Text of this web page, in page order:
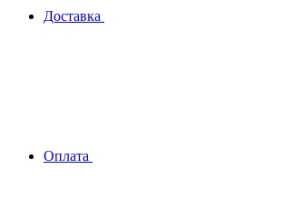
Доставка
Оплата